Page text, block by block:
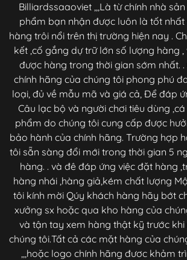
Billiardssaaoviet ,,,Là từ chính nhà
phẩm bạn nhận được luôn là tốt nhất
hàng trôi nổi trên thị trường hiện nay .
kết ,cố gắng dự trữ lớn số lượng hàng
được hàng trong thời gian sớm nhất.
chính hãng của chúng tôi phong phú
loại, đủ về mẫu mã và giá cả, Để đáp
Câu lạc bộ và người chơi tiêu dùng ,cá
phẩm do chúng tôi cung cấp được
bảo hành của chính hãng. Trường hợp
tôi sẵn sàng đổi mới trong thời gian 5
hàng. . và đê đáp ứng việc đặt hàng
hàng nhái ,hàng giả,kém chất lượng
tôi kính mời Qúy khách hàng hãy bớt
xưởng sx hoặc qua kho hàng của
và tận tay xem hàng thật kỹ trước
chúng tôi.Tất cả các mặt hàng của
,,,hoặc logo chính hãng đươc khảm